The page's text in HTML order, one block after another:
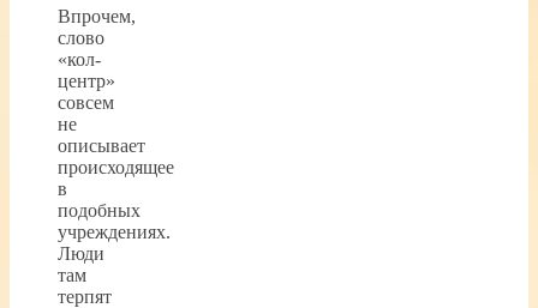
Впрочем,
слово
«кол-
центр»
совсем
не
описывает
происходящее
в
подобных
учреждениях.
Люди
там
терпят